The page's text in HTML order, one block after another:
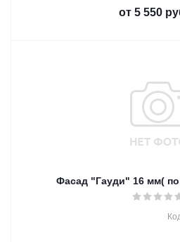
от 5 550
Фасад "Гауди" 16